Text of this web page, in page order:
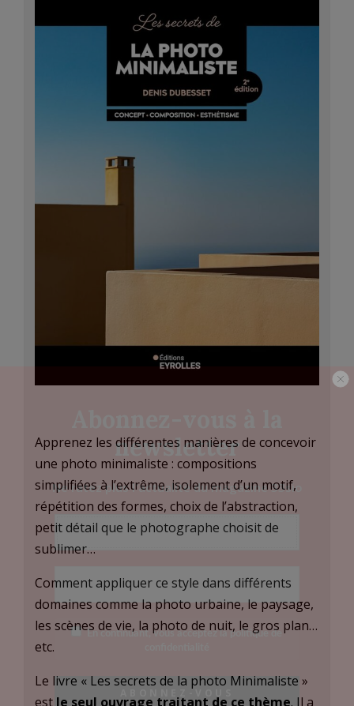
Apprenez les différentes manières de concevoir
une photo minimaliste : compositions
simplifiées à l’extrême, isolement d’un motif,
répétition des formes, choix de l’abstraction,
petit détail que le photographe choisit de
sublimer…
Comment appliquer ce style dans différents
domaines comme la photo urbaine, le paysage,
les scènes de vie, la photo de nuit, le gros plan…
etc.
Le livre « Les secrets de la photo Minimaliste »
est le seul ouvrage traitant de ce thème. Il a
newsletter
Ne ratez plus l'actualité du magazine 33sio
En continuant, vous acceptez la politique de